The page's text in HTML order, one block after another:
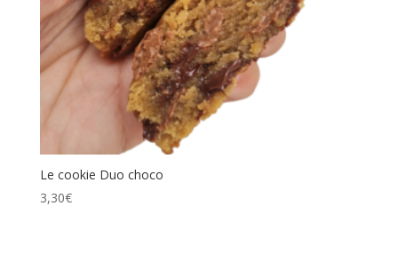
Le cookie Duo choco
3,30€